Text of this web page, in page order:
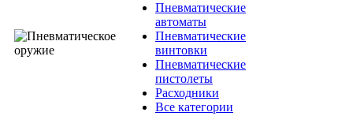
Пневматические
автоматы
Пневматические
винтовки
Пневматические
пистолеты
Расходники
Все категории